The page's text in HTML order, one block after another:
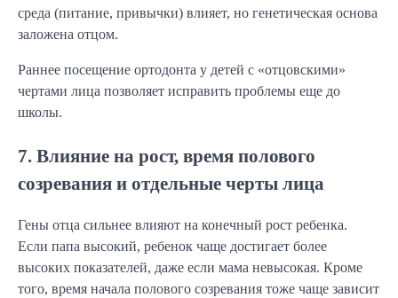
среда (питание, привычки) влияет, но генетическая основа
заложена отцом.
Раннее посещение ортодонта у детей с «отцовскими»
чертами лица позволяет исправить проблемы еще до
школы.
7. Влияние на рост, время полового
созревания и отдельные черты лица
Гены отца сильнее влияют на конечный рост ребенка.
Если папа высокий, ребенок чаще достигает более
высоких показателей, даже если мама невысокая. Кроме
того, время начала полового созревания тоже чаще зависит